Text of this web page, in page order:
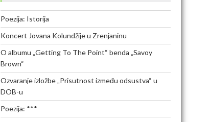
Poezija: Istorija
Koncert Jovana Kolundžije u Zrenjaninu
O albumu „Getting To The Point“ benda „Savoy
Brown“
Ozvaranje izložbe „Prisutnost između odsustva“ u
DOB-u
Poezija: ***